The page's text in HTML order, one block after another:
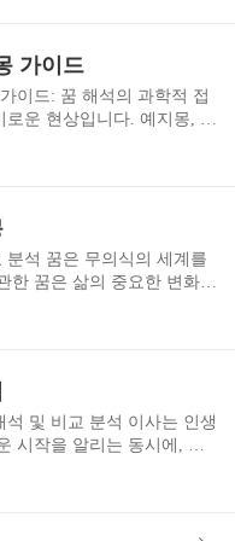
다양하게 존재함을 미리
을 바탕으로 작성되었으며,
중요합니다. 꿈은 심리적
꿈을 꾼 당시의 감정과 상
가이드
이드: 꿈 해석의 과학적 접
운 현상입니다. 예지몽, 시
등 다양한 유형의 꿈은 각
석 방법과 그 의미를 살펴
아닌, 우리의 잠재의식과
가이드가 여러분의 꿈을
있기를 바랍니다. 🤔 주..
석 꿈은 무의식의 세계를
한 꿈은 삶의 중요한 변화와
수 있습니다. 본 분석에서
고 있으며, 심리학적 접근
게 제시되고 있습니다. 이러
하여 독자들이 자신의 꿈
적인 정보를 제공하고자 합
및 비교 분석 이사는 인생
시작을 알리는 동시에, 막
니다. 이러한 시기에 꾸는
본 분석에서는 이사를 앞둔